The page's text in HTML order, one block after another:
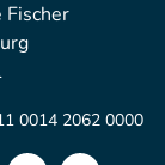
0014 2062 0000